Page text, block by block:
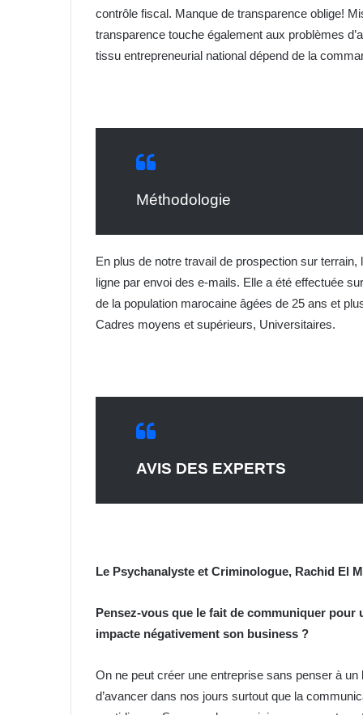
contrôle fiscal. Manque de transparence oblige!
transparence touche également aux problèmes
tissu entrepreneurial national dépend de la
Méthodologie
En plus de notre travail de prospection sur
ligne par envoi des e-mails. Elle a été effectuée
de la population marocaine âgées de 25 ans et
Cadres moyens et supérieurs, Universitaires.
AVIS DES EXPERTS
Le Psychanalyste et Criminologue, Rachid El
Pensez-vous que le fait de communiquer
impacte négativement son business ?
On ne peut créer une entreprise sans penser à
d’avancer dans nos jours surtout que la